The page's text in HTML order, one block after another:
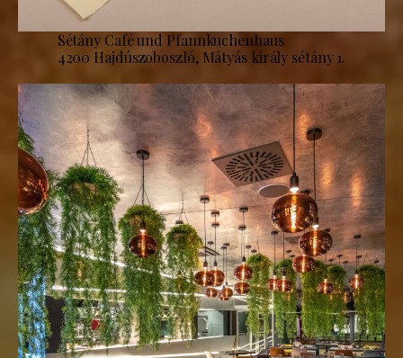
Sétány Café und Pfannkuchenhaus
4200 Hajdúszoboszló, Mátyás király sétány 1.